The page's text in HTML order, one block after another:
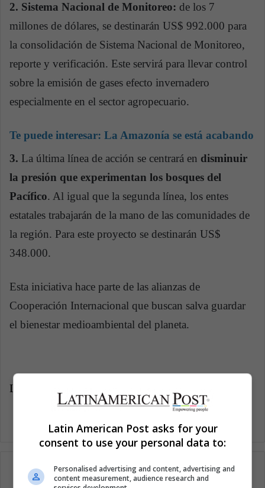
2. Sistema Nacional de Monitoreo: de los 7
millones de dólares, se destinarán US$ 992.000 para
la consolidación de Sistema Nacional de Monitoreo,
reporte y verificación. Este servirá para llevar control
sobre la emisión de gases efecto invernadero
especialmente en el sector agropecuario.
Te puede interesar: La Amazonía se está acabando
3. La última línea de acción se centrará en disminuir
la presión que experimentan los bosques del
Pacífico. Al igual que la segunda línea, los entes
estatales trabajarán de la mano de las comunidades de
la región. Para este proyecto se destinarán US$
348.000.
Esta iniciativa hace parte de las alianzas de
Cooperación Internacional que buscan salva guardar
el bienestar medioambiental del planeta.
LatinAmerican Post | Marcela Peñaloza
Latin American Post asks for your
consent to use your personal data to:
Personalised advertising and content, advertising and
content measurement, audience research and